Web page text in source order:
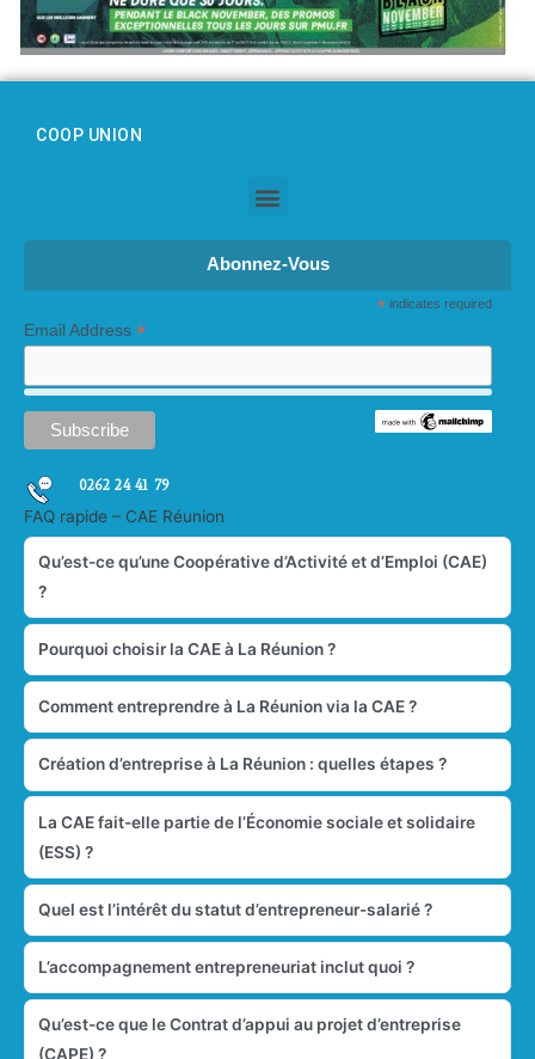
COOP UNION
Abonnez-Vous
*indicates required
Email Address *
0262 24 41 79
FAQ rapide – CAE Réunion
Qu’est-ce qu’une Coopérative d’Activité et d’Emploi (CAE)
?
Pourquoi choisir la CAE à La Réunion ?
Comment entreprendre à La Réunion via la CAE ?
Création d’entreprise à La Réunion : quelles étapes ?
La CAE fait-elle partie de l’Économie sociale et solidaire
(ESS) ?
Quel est l’intérêt du statut d’entrepreneur-salarié ?
L’accompagnement entrepreneuriat inclut quoi ?
Qu’est-ce que le Contrat d’appui au projet d’entreprise
(CAPE) ?